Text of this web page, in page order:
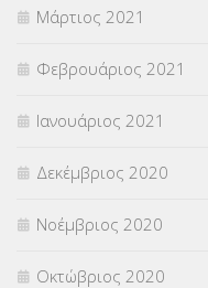
Μάρτιος 2021
Φεβρουάριος 2021
Ιανουάριος 2021
Δεκέμβριος 2020
Νοέμβριος 2020
Οκτώβριος 2020